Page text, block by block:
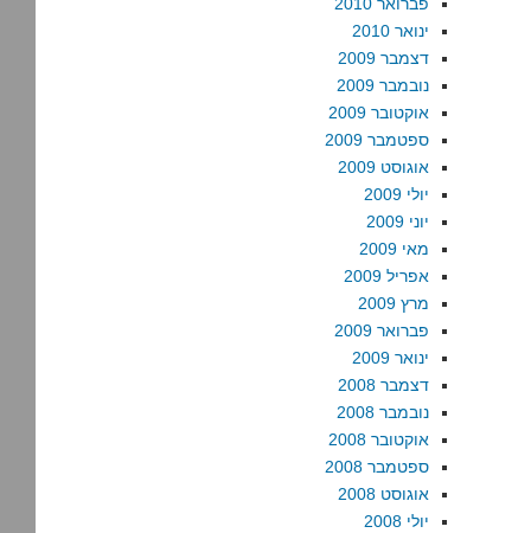
ינואר 2010
דצמבר 2009
נובמבר 2009
אוקטובר 2009
ספטמבר 2009
אוגוסט 2009
יולי 2009
יוני 2009
מאי 2009
אפריל 2009
מרץ 2009
פברואר 2009
ינואר 2009
דצמבר 2008
נובמבר 2008
אוקטובר 2008
ספטמבר 2008
אוגוסט 2008
יולי 2008